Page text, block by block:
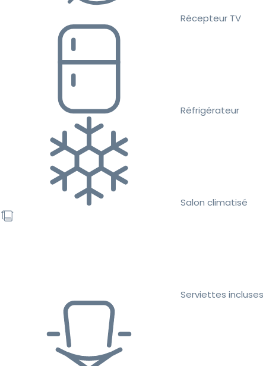
Récepteur TV
Réfrigérateur
Salon climatisé
Serviettes incluses